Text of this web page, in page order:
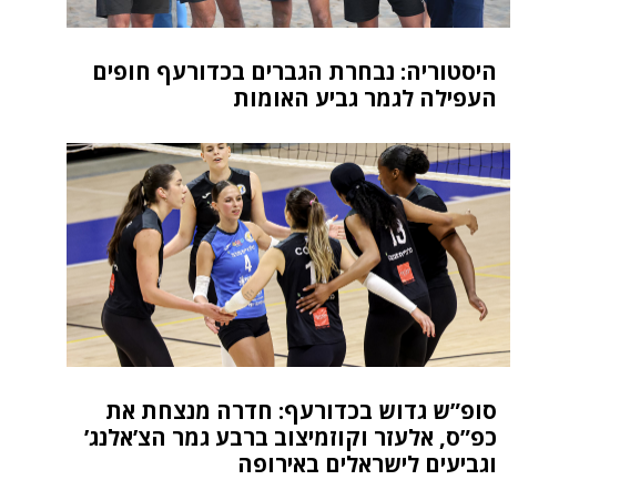
היסטוריה: נבחרת הגברים בכדורעף חופים
העפילה לגמר גביע האומות
סופ”ש גדוש בכדורעף: חדרה מנצחת את
כפ”ס, אלעזר וקוזמיצוב ברבע גמר הצ’אלנג’
וגביעים לישראלים באירופה